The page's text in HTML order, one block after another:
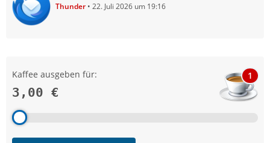
Thunder 22. Juli 2026 um 19:16
Kaffee ausgeben für:
3,00 €
1